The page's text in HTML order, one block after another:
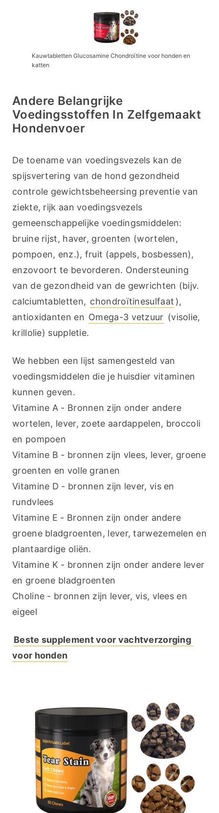
Kauwtabletten Glucosamine Chondroïtine voor honden en
katten
Andere Belangrijke
Voedingsstoffen In Zelfgemaakt
Hondenvoer
De toename van voedingsvezels kan de
spijsvertering van de hond gezondheid
controle gewichtsbeheersing preventie van
ziekte, rijk aan voedingsvezels
gemeenschappelijke voedingsmiddelen:
bruine rijst, haver, groenten (wortelen,
pompoen, enz.), fruit (appels, bosbessen),
enzovoort te bevorderen. Ondersteuning
van de gezondheid van de gewrichten (bijv.
calciumtabletten, chondroïtinesulfaat ),
antioxidanten en Omega-3 vetzuur (visolie,
krillolie) suppletie.
We hebben een lijst samengesteld van
voedingsmiddelen die je huisdier vitaminen
kunnen geven.
Vitamine A - Bronnen zijn onder andere
wortelen, lever, zoete aardappelen, broccoli
en pompoen
Vitamine B - bronnen zijn vlees, lever, groene
groenten en volle granen
Vitamine D - bronnen zijn lever, vis en
rundvlees
Vitamine E - Bronnen zijn onder andere
groene bladgroenten, lever, tarwezemelen en
plantaardige oliën.
Vitamine K - bronnen zijn onder andere lever
en groene bladgroenten
Choline - bronnen zijn lever, vis, vlees en
eigeel
Beste supplement voor vachtverzorging
voor honden